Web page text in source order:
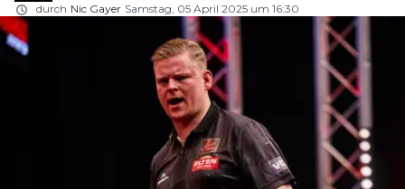
durch Nic Gayer Samstag, 05 April 2025 um 16:30